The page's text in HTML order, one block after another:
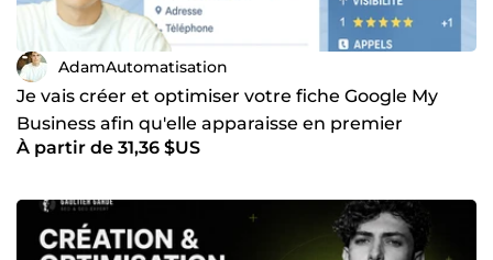
AdamAutomatisation
Je vais créer et optimiser votre fiche Google My
Business afin qu'elle apparaisse en premier
À partir de 31,36 $US